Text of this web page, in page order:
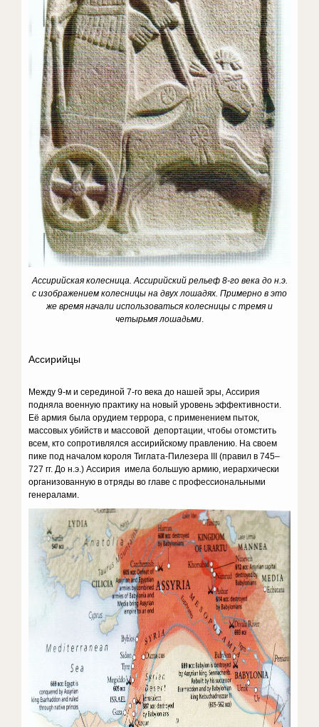
Ассирийская колесница. Ассирийский рельеф 8-го века до н.э.
с изображением колесницы на двух лошадях. Примерно в это
же время начали использоваться колесницы с тремя и
четырьмя лошадьми.
Ассирийцы
Между 9-м и серединой 7-го века до нашей эры, Ассирия
подняла военную практику на новый уровень эффективности.
Её армия была орудием террора, с применением пыток,
массовых убийств и массовой депортации, чтобы отомстить
всем, кто сопротивлялся ассирийскому правлению. На своем
пике под началом короля Тиглата-Пилезера III (правил в 745–
727 гг. До н.э.) Ассирия имела большую армию, иерархически
организованную в отряды во главе с профессиональными
генералами.